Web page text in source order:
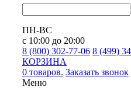
ПН-ВС
с 10:00 до 20:00
8 (800) 302-77-06 8 (499)
КОРЗИНА
0 товаров. Заказать звонок
Меню